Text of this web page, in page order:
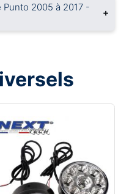
Punto 2005 à 2017 -
+